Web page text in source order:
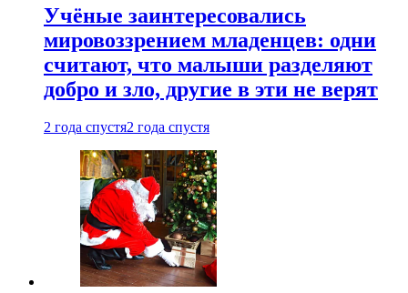
Учёные заинтересовались
мировоззрением младенцев: одни
считают, что малыши разделяют
добро и зло, другие в эти не верят
2 года спустя2 года спустя